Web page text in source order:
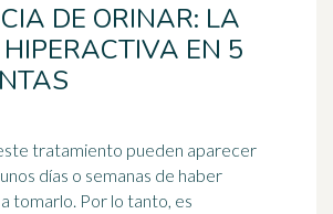
DE ORINAR: LA
EN 5
tratamiento pueden aparecer
días o semanas de haber
tomarlo. Por lo tanto, es